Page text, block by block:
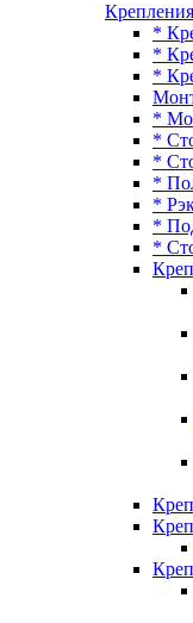
Крепления
*
*
*
*
*
*
*
*
*
*